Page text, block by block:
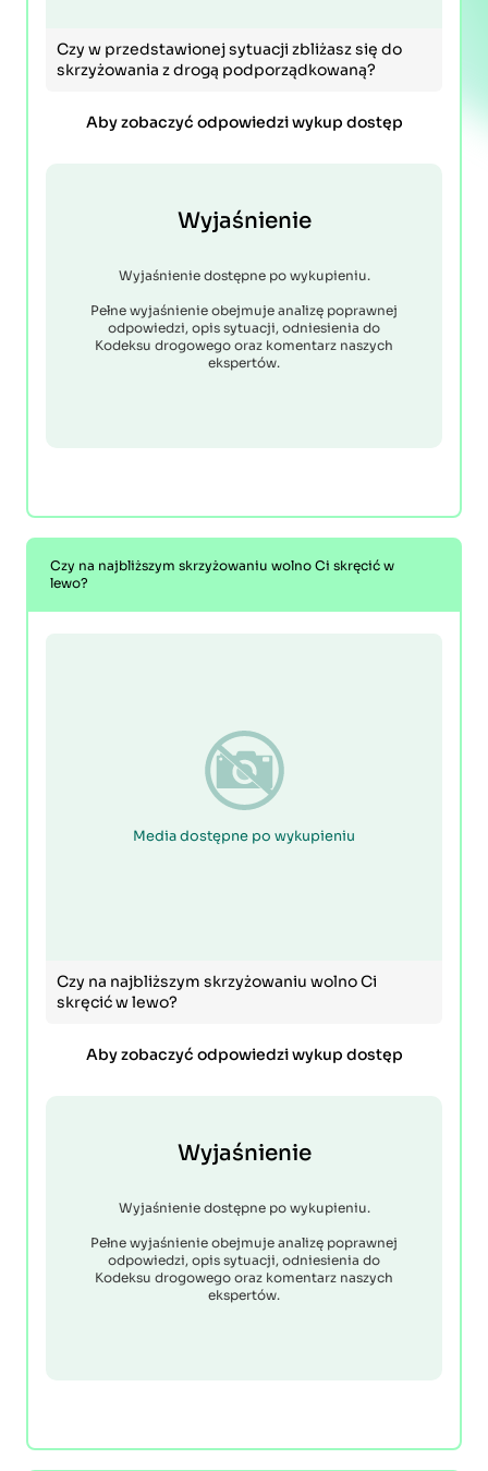
Czy w przedstawionej sytuacji zbliżasz się do
skrzyżowania z drogą podporządkowaną?
Aby zobaczyć odpowiedzi wykup dostęp
Wyjaśnienie
Wyjaśnienie dostępne po wykupieniu.
Pełne wyjaśnienie obejmuje analizę poprawnej
odpowiedzi, opis sytuacji, odniesienia do
Kodeksu drogowego oraz komentarz naszych
ekspertów.
Czy na najbliższym skrzyżowaniu wolno Ci skręcić w
lewo?
Media dostępne po wykupieniu
Czy na najbliższym skrzyżowaniu wolno Ci
skręcić w lewo?
Aby zobaczyć odpowiedzi wykup dostęp
Wyjaśnienie
Wyjaśnienie dostępne po wykupieniu.
Pełne wyjaśnienie obejmuje analizę poprawnej
odpowiedzi, opis sytuacji, odniesienia do
Kodeksu drogowego oraz komentarz naszych
ekspertów.